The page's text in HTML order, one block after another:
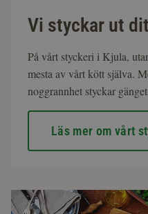
Vi styckar ut
På vårt styckeri i Kjula,
mesta av vårt kött själva.
noggrannhet styckar
Läs mer om vårt